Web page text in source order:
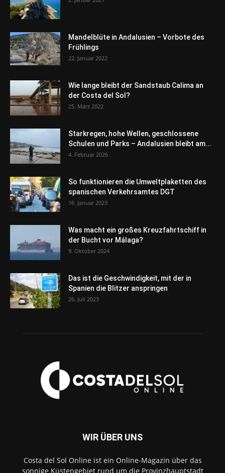
Mandelblüte in Andalusien – Vorbote des
Frühlings
22. Januar 2022
Wie lange bleibt der Sandstaub Calima an
der Costa del Sol?
25. März 2022
Starkregen, hohe Wellen, geschlossene
Schulen und Parks – Andalusien bleibt am...
4. Februar 2026
So funktionieren die Umweltplaketten des
spanischen Verkehrsamtes DGT
16. Januar 2023
Was macht ein großes Kreuzfahrtschiff in
der Bucht vor Málaga?
9. Oktober 2024
Das ist die Geschwindigkeit, mit der in
Spanien die Blitzer anspringen
26. Juli 2023
WIR ÜBER UNS
Costa del Sol Online ist ein Online-Magazin über das
sonnige Küstengebiet rund um die Provinzhauptstadt